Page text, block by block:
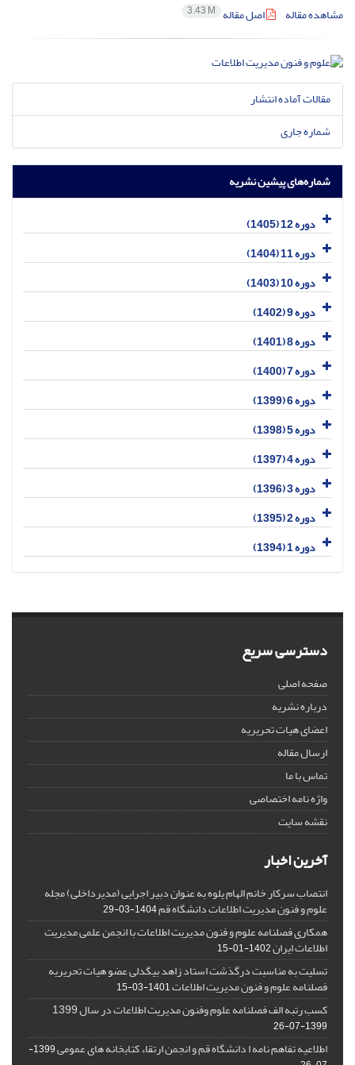
مشاهده مقاله
اصل مقاله 3.43 M
مقالات آماده انتشار
شماره جاری
شماره‌های پیشین نشریه
دوره 12 (1405)
دوره 11 (1404)
دوره 10 (1403)
دوره 9 (1402)
دوره 8 (1401)
دوره 7 (1400)
دوره 6 (1399)
دوره 5 (1398)
دوره 4 (1397)
دوره 3 (1396)
دوره 2 (1395)
دوره 1 (1394)
دسترسی سریع
صفحه اصلی
درباره نشریه
اعضای هیات تحریریه
ارسال مقاله
تماس با ما
واژه نامه اختصاصی
نقشه سایت
آخرین اخبار
انتصاب سرکار خانم الهام یلوه به عنوان دبیر اجرایی (مدیرداخلی) مجله
علوم و فنون مدیریت اطلاعات دانشگاه قم1404-03-29
همکاری فصلنامه علوم و فنون مدیریت اطلاعات با انجمن علمی مدیریت
اطلاعات ایران1402-01-15
تسلیت به مناسبت درگذشت استاد زاهد بیگدلی عضو هیات تحریریه
فصلنامه علوم و فنون مدیریت اطلاعات1401-03-15
کسب رتبه الف فصلنامه علوم وفنون مدیریت اطلاعات در سال 1399
1399-07-26
اطلاعیه تفاهم نامه ا دانشگاه قم و انجمن ارتقاء کتابخانه های عمومی
1399-